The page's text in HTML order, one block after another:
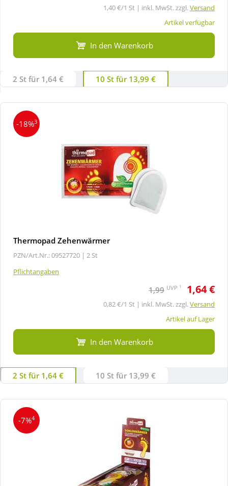
Tierbedarf
Wellness
1,40 €/1 St | inkl. MwSt. zzgl.Versand
Artikel verfügbar
In den Warenkorb
2 St für 1,64 € 10 St für 13,99 €
-18%3
Thermopad Zehenwärmer
PZN/Art.Nr.: 09527720 | 2 St
Pflichtangaben
1,99 UVP 1 1,64 €
0,82 €/1 St | inkl. MwSt. zzgl.Versand
Artikel auf Lager
In den Warenkorb
2 St für 1,64 € 10 St für 13,99 €
-7%4